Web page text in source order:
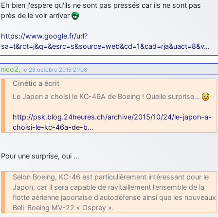
Eh bien j'espère qu'ils ne sont pas pressés car ils ne sont pas
près de le voir arriver
https://www.google.fr/url?
sa=t&rct=j&q=&esrc=s&source=web&cd=1&cad=rja&uact=8&v…
nico2, le 28 octobre 2015 21:08
Cinétic a écrit
Le Japon a choisi le KC-46A de Boeing ! Quelle surprise…
http://psk.blog.24heures.ch/archive/2015/10/24/le-japon-a-
choisi-le-kc-46a-de-b…
Pour une surprise, oui …
Selon Boeing, KC-46 est particulièrement intéressant pour le
Japon, car il sera capable de ravitaillement l’ensemble de la
flotte aérienne japonaise d'autodéfense ainsi que les nouveaux
Bell-Boeing MV-22 « Osprey ».